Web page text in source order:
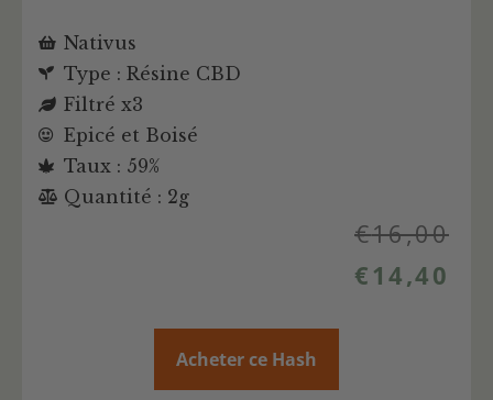
Nativus
Type : Résine CBD
Filtré x3
Epicé et Boisé
Taux : 59%
Quantité : 2g
€16,00
€ 14,40
Acheter ce Hash